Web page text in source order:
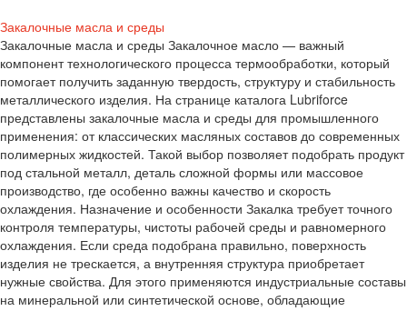
Закалочные масла и среды
Закалочные масла и среды Закалочное масло — важный
компонент технологического процесса термообработки, который
помогает получить заданную твердость, структуру и стабильность
металлического изделия. На странице каталога Lubriforce
представлены закалочные масла и среды для промышленного
применения: от классических масляных составов до современных
полимерных жидкостей. Такой выбор позволяет подобрать продукт
под стальной металл, деталь сложной формы или массовое
производство, где особенно важны качество и скорость
охлаждения. Назначение и особенности Закалка требует точного
контроля температуры, чистоты рабочей среды и равномерного
охлаждения. Если среда подобрана правильно, поверхность
изделия не трескается, а внутренняя структура приобретает
нужные свойства. Для этого применяются индустриальные составы
на минеральной или синтетической основе, обладающие